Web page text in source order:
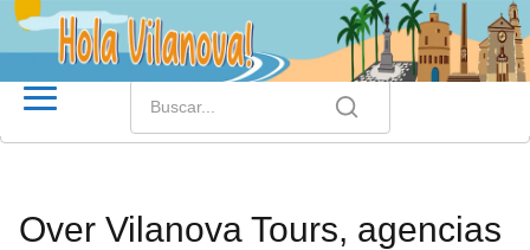
Over Vilanova Tours, agencias